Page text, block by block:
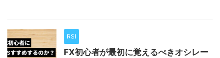
RSI
FX初心者が最初に覚えるべきオシレー